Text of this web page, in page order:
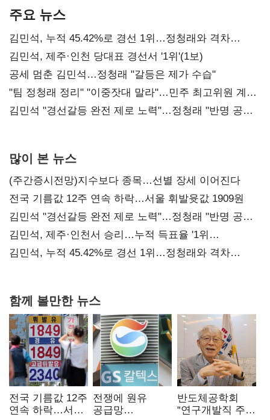
주요 뉴스
김민석, 누적 45.42%로 경선 1위…정청래와 격차
0.86%p(2보)
김민석, 제주·인천 당대표 경선서 '1위'(1보)
공세 멈춘 김민석…정청래 "갈등은 제가 수습"
"팀 정청래 정리" "이중잣대 말라"…민주 최고위원 계파
다툼 격화
김민석 "경선갈등 완전 제로 노력"…정청래 "반명 공세
많이 본 뉴스
(주간증시전망)지수보다 종목…선별 장세 이어진다
전국 기름값 12주 연속 하락…서울 휘발윳값 1909원
김민석 "경선갈등 완전 제로 노력"…정청래 "반명 공세
사과부터"
김민석, 제주·인천서 승리…누적 득표율 '1위
탈환'(종합)
김민석, 누적 45.42%로 경선 1위…정청래와 격차
함께 볼만한 뉴스
전국 기름값 12주
연속 하락…서울
전쟁에 원유
공급망
반도체공학회
“연구개발직 주